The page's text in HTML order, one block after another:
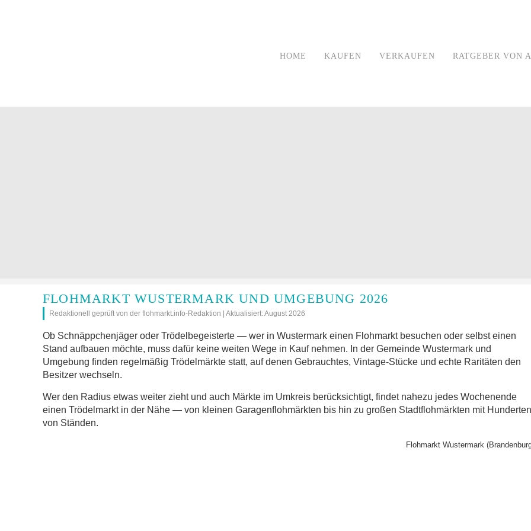
HOME KAUFEN VERKAUFEN RATGEBER VON
FLOHMARKT WUSTERMARK UND UMGEBUNG 2026
Redaktionell geprüft von der flohmarkt.info-Redaktion | Aktualisiert: August 2026
Ob Schnäppchenjäger oder Trödelbegeisterte — wer in Wustermark einen Flohmarkt besuchen oder selbst einen
Stand aufbauen möchte, muss dafür keine weiten Wege in Kauf nehmen. In der Gemeinde Wustermark und
Umgebung finden regelmäßig Trödelmärkte statt, auf denen Gebrauchtes, Vintage-Stücke und echte Raritäten den
Besitzer wechseln.
Wer den Radius etwas weiter zieht und auch Märkte im Umkreis berücksichtigt, findet nahezu jedes Wochenende
einen Trödelmarkt in der Nähe — von kleinen Garagenflohmärkten bis hin zu großen Stadtflohmärkten mit Hunderten
von Ständen.
Flohmarkt Wustermark